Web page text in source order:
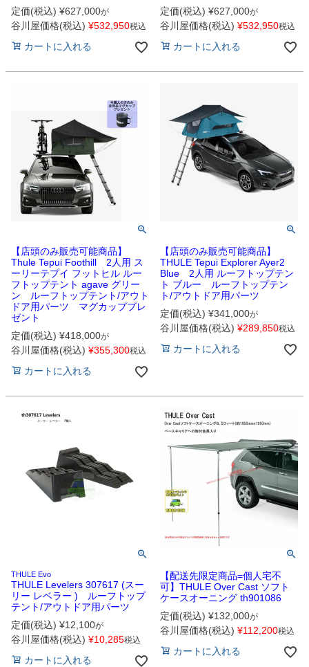
定価(税込) ¥627,000が
谷川屋価格(税込) ¥532,950税込
カートに入れる
定価(税込) ¥627,000が
谷川屋価格(税込) ¥532,950税込
カートに入れる
【店頭のみ販売可能商品】
Thule Tepui Foothill 2人用 ス
ーリーテプイ フットヒル ルー
フトップテント agave グリー
ン ルーフトップテント/アウト
ドア用パーツ マグカッププレ
ゼント
定価(税込) ¥418,000が
谷川屋価格(税込) ¥355,300税込
カートに入れる
【店頭のみ販売可能商品】
THULE Tepui Explorer Ayer2
Blue 2人用 ルーフトップテン
ト ブルー ルーフトップテン
ト/アウトドア用パーツ
定価(税込) ¥341,000が
谷川屋価格(税込) ¥289,850税込
カートに入れる
THULE Evo
THULE Levelers 307617 (スー
リー レベラー ) ルーフトップ
テント/アウトドア用パーツ
定価(税込) ¥12,100が
谷川屋価格(税込) ¥10,285税込
カートに入れる
【配送先限定商品=個人宅不
可】THULE Over Cast ソフト
ケースオーニング th901086
定価(税込) ¥132,000が
谷川屋価格(税込) ¥112,200税込
カートに入れる